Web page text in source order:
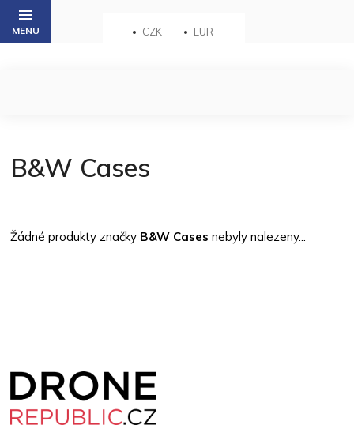
Přejít
obsah
CZK EUR
B&W Cases
Žádné produkty značky B&W Cases nebyly nalezeny...